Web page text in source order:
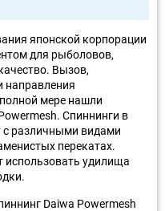
японской корпорации
для рыболовов,
Вызов,
направления
мере нашли
Спиннинги в
с различными видами
перекатах.
использовать удилища
Daiwa Powermesh